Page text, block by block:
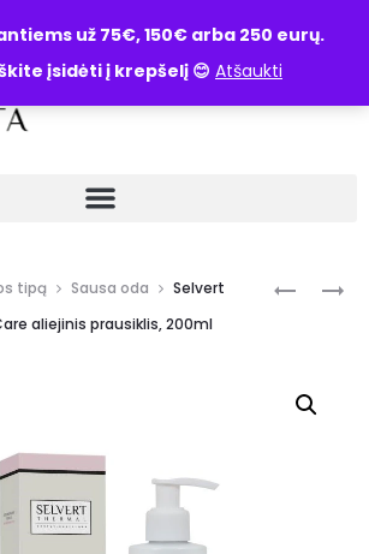
už 75€, 150€ arba 250 eurų.
įsidėti į krepšelį 😊 Atšaukti
tipą Sausa oda
Selvert
aliejinis prausiklis, 200ml